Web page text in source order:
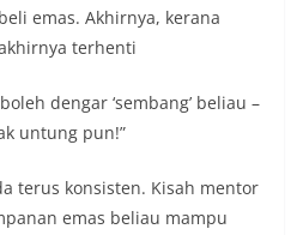
emas. Akhirnya, kerana
terhenti
dengar ‘sembang’ beliau –
untung pun!”
terus konsisten. Kisah mentor
emas beliau mampu